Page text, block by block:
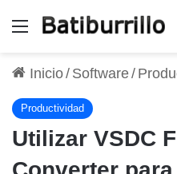
Menú
Inicio/ Software/
Productividad
Utilizar VSDC